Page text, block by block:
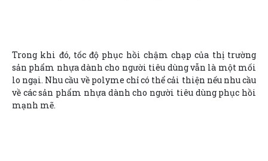
Trong khi đó, tốc độ phục hồi chậm chạp của thị trường
sản phẩm nhựa dành cho người tiêu dùng vẫn là một mối
lo ngại. Nhu cầu về polyme chỉ có thể cải thiện nếu nhu cầu
về các sản phẩm nhựa dành cho người tiêu dùng phục hồi
mạnh mẽ.